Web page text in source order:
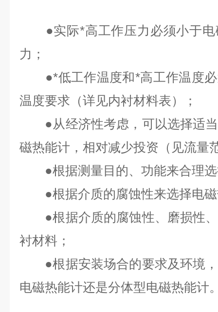
●实际*高工作压力必须小于电
力；
●*低工作温度和*高工作温度必
温度要求（详见内衬材料表）；
●从经济性考虑，可以选择适当
磁热能计，相对减少投资（见流量
●根据测量目的、功能来合理选
●根据介质的腐蚀性来选择电磁
●根据介质的腐蚀性、磨损性、
衬材料；
●根据安装场合的要求及环境，
电磁热能计还是分体型电磁热能计